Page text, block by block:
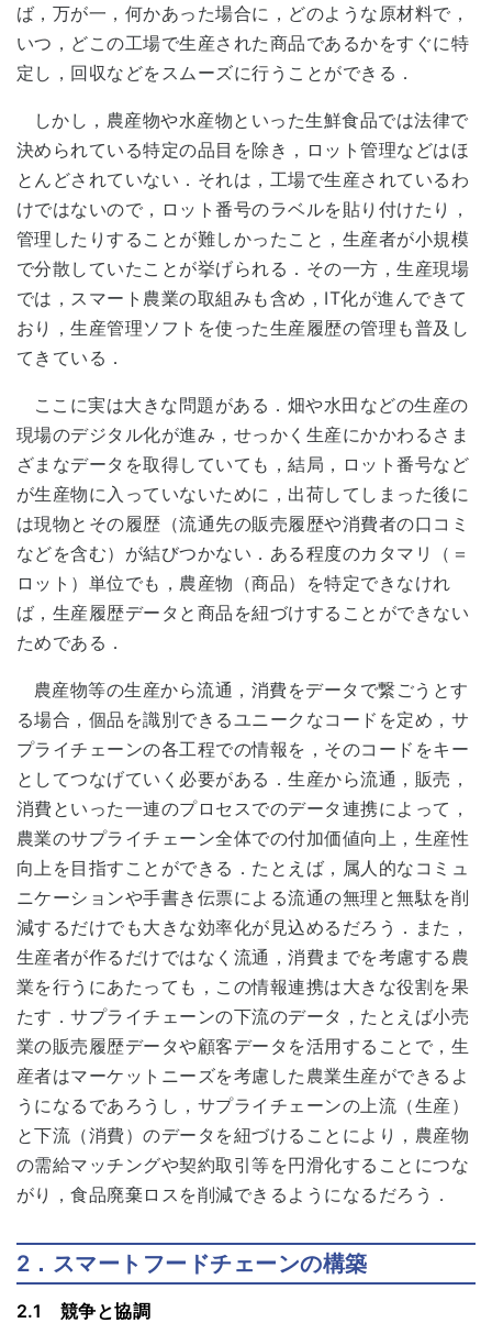
ば，万が一，何かあった場合に，どのような原材料で，
いつ，どこの工場で生産された商品であるかをすぐに特
定し，回収などをスムーズに行うことができる．
しかし，農産物や水産物といった生鮮食品では法律で
決められている特定の品目を除き，ロット管理などはほ
とんどされていない．それは，工場で生産されているわ
けではないので，ロット番号のラベルを貼り付けたり，
管理したりすることが難しかったこと，生産者が小規模
で分散していたことが挙げられる．その一方，生産現場
では，スマート農業の取組みも含め，IT化が進んできて
おり，生産管理ソフトを使った生産履歴の管理も普及し
てきている．
ここに実は大きな問題がある．畑や水田などの生産の
現場のデジタル化が進み，せっかく生産にかかわるさま
ざまなデータを取得していても，結局，ロット番号など
が生産物に入っていないために，出荷してしまった後に
は現物とその履歴（流通先の販売履歴や消費者の口コミ
などを含む）が結びつかない．ある程度のカタマリ（＝
ロット）単位でも，農産物（商品）を特定できなけれ
ば，生産履歴データと商品を紐づけすることができない
ためである．
農産物等の生産から流通，消費をデータで繋ごうとす
る場合，個品を識別できるユニークなコードを定め，サ
プライチェーンの各工程での情報を，そのコードをキー
としてつなげていく必要がある．生産から流通，販売，
消費といった一連のプロセスでのデータ連携によって，
農業のサプライチェーン全体での付加価値向上，生産性
向上を目指すことができる．たとえば，属人的なコミュ
ニケーションや手書き伝票による流通の無理と無駄を削
減するだけでも大きな効率化が見込めるだろう．また，
生産者が作るだけではなく流通，消費までを考慮する農
業を行うにあたっても，この情報連携は大きな役割を果
たす．サプライチェーンの下流のデータ，たとえば小売
業の販売履歴データや顧客データを活用することで，生
産者はマーケットニーズを考慮した農業生産ができるよ
うになるであろうし，サプライチェーンの上流（生産）
と下流（消費）のデータを紐づけることにより，農産物
の需給マッチングや契約取引等を円滑化することにつな
がり，食品廃棄ロスを削減できるようになるだろう．
2．スマートフードチェーンの構築
2.1 競争と協調